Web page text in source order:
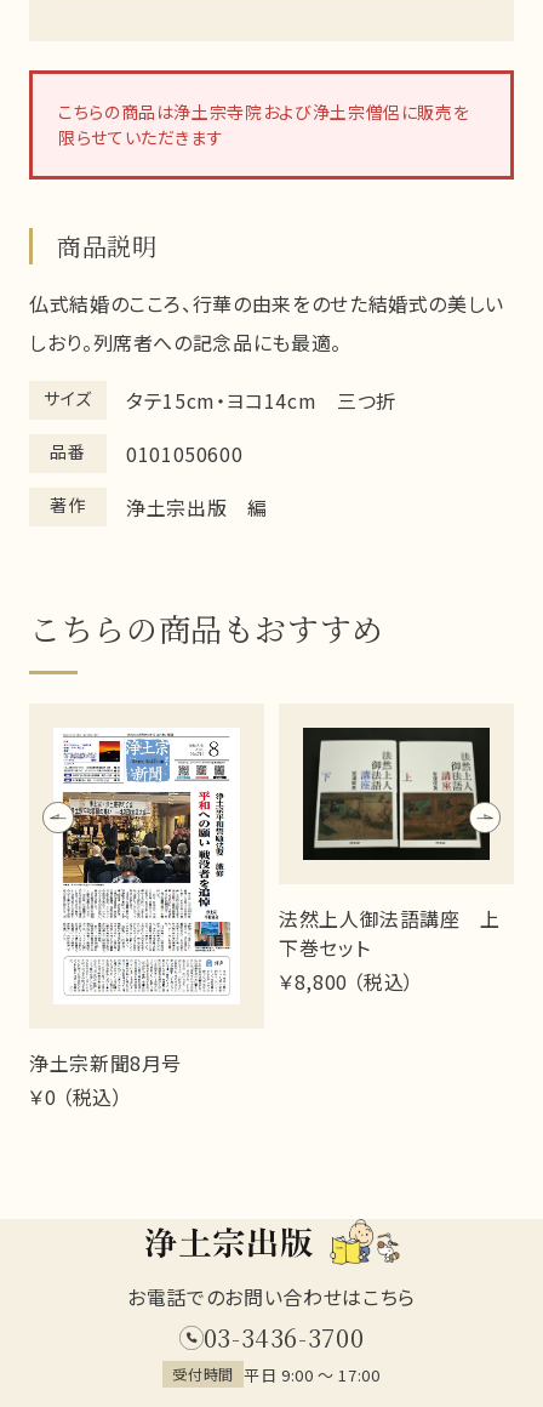
こちらの商品は浄土宗寺院および浄土宗僧侶に販売を
限らせていただきます
商品説明
仏式結婚のこころ、行華の由来をのせた結婚式の美しい
しおり。列席者への記念品にも最適。
サイズ タテ15cm・ヨコ14cm 三つ折
品番 0101050600
著作 浄土宗出版 編
こちらの商品もおすすめ
浄土宗新聞8月号
￥0 （税込）
法然上人御法語講座 上
下巻セット
￥8,800 （税込）
お電話でのお問い合わせはこちら
03-3436-3700
受付時間 平日 9:00 ～ 17:00